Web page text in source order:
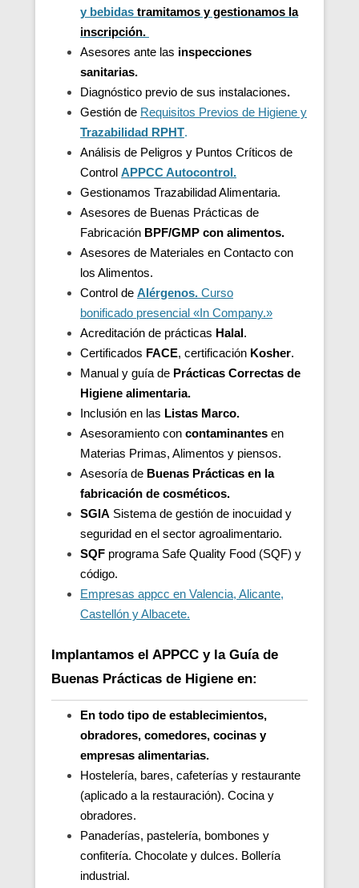
y bebidas tramitamos y gestionamos la
inscripción.
Asesores ante las inspecciones
sanitarias.
Diagnóstico previo de sus instalaciones.
Gestión de Requisitos Previos de Higiene y
Trazabilidad RPHT.
Análisis de Peligros y Puntos Críticos de
Control APPCC Autocontrol.
Gestionamos Trazabilidad Alimentaria.
Asesores de Buenas Prácticas de
Fabricación BPF/GMP con alimentos.
Asesores de Materiales en Contacto con
los Alimentos.
Control de Alérgenos. Curso
bonificado presencial «In Company.»
Acreditación de prácticas Halal.
Certificados FACE, certificación Kosher.
Manual y guía de Prácticas Correctas de
Higiene alimentaria.
Inclusión en las Listas Marco.
Asesoramiento con contaminantes en
Materias Primas, Alimentos y piensos.
Asesoría de Buenas Prácticas en la
fabricación de cosméticos.
SGIA Sistema de gestión de inocuidad y
seguridad en el sector agroalimentario.
SQF programa Safe Quality Food (SQF) y
código.
Empresas appcc en Valencia, Alicante,
Castellón y Albacete.
Implantamos el APPCC y la Guía de
Buenas Prácticas de Higiene en:
En todo tipo de establecimientos,
obradores, comedores, cocinas y
empresas alimentarias.
Hostelería, bares, cafeterías y restaurante
(aplicado a la restauración). Cocina y
obradores.
Panaderías, pastelería, bombones y
confitería. Chocolate y dulces. Bollería
industrial.